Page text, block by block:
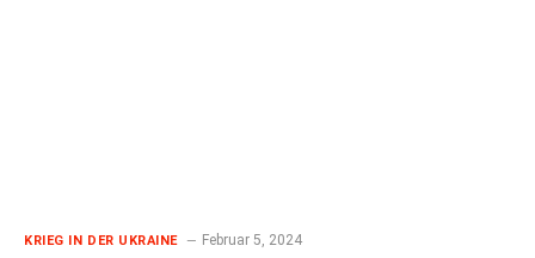
KRIEG IN DER UKRAINE Februar 5, 2024